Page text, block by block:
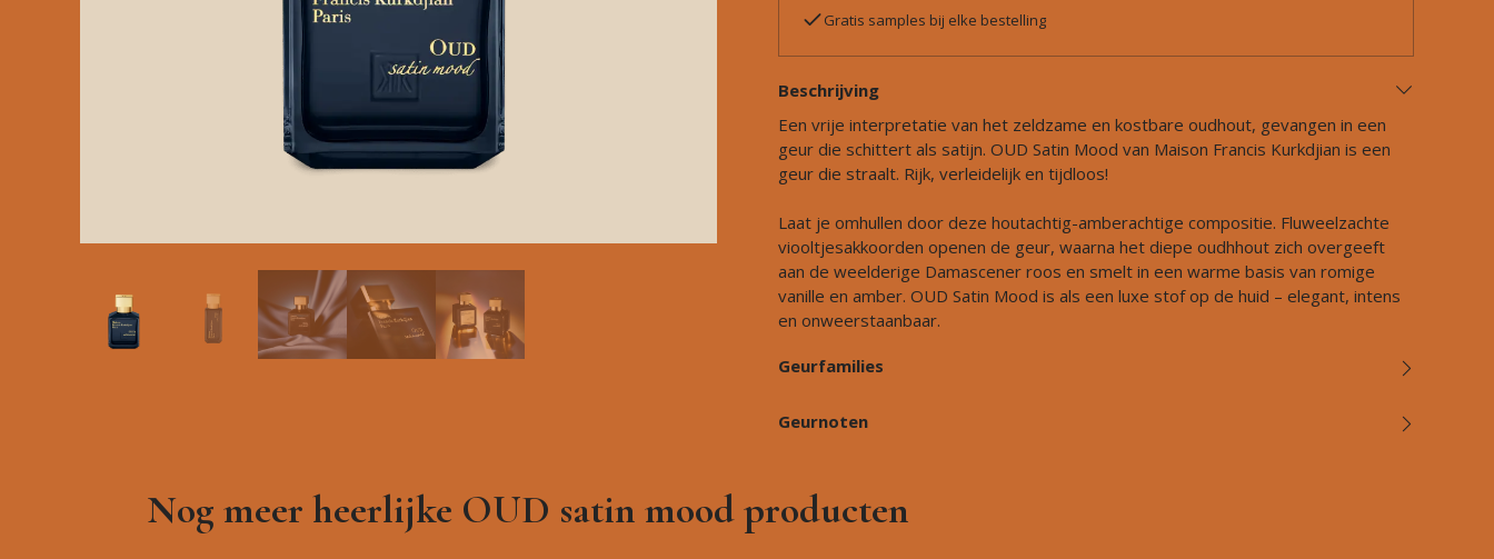
Gratis samples bij elke bestelling
Beschrijving
Een vrije interpretatie van het zeldzame en kostbare oudhout, gevangen in een
geur die schittert als satijn. OUD Satin Mood van Maison Francis Kurkdjian is een
geur die straalt. Rijk, verleidelijk en tijdloos!
Laat je omhullen door deze houtachtig-amberachtige compositie. Fluweelzachte
viooltjesakkoorden openen de geur, waarna het diepe oudhhout zich overgeeft
aan de weelderige Damascener roos en smelt in een warme basis van romige
vanille en amber. OUD Satin Mood is als een luxe stof op de huid – elegant, intens
en onweerstaanbaar.
Geurfamilies
Geurnoten
Nog meer heerlijke OUD satin mood producten